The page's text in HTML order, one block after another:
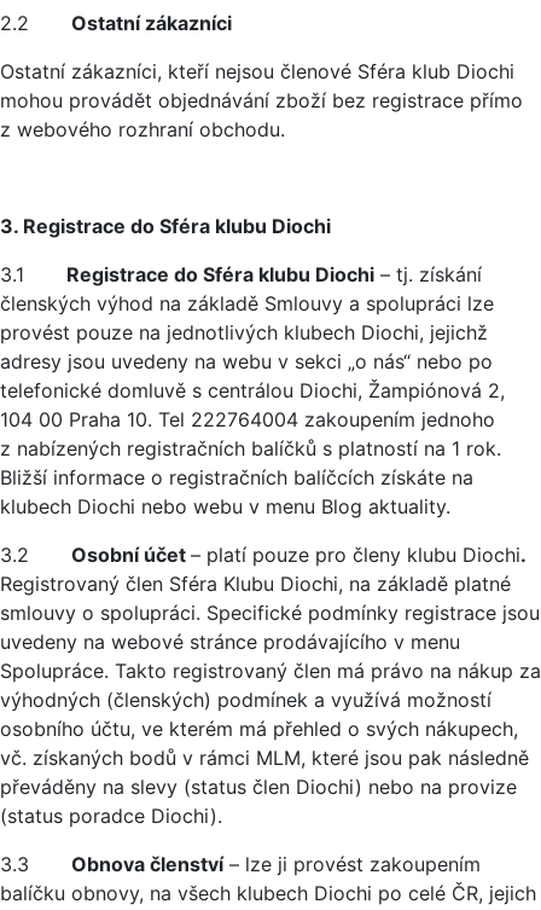
2.2 Ostatní zákazníci
Ostatní zákazníci, kteří nejsou členové Sféra klub Diochi
mohou provádět objednávání zboží bez registrace přímo
z webového rozhraní obchodu.
3. Registrace do Sféra klubu Diochi
3.1 Registrace do Sféra klubu Diochi – tj. získání
členských výhod na základě Smlouvy a spolupráci lze
provést pouze na jednotlivých klubech Diochi, jejichž
adresy jsou uvedeny na webu v sekci „o nás“ nebo po
telefonické domluvě s centrálou Diochi, Žampiónová 2,
104 00 Praha 10. Tel 222764004 zakoupením jednoho
z nabízených registračních balíčků s platností na 1 rok.
Bližší informace o registračních balíčcích získáte na
klubech Diochi nebo webu v menu Blog aktuality.
3.2 Osobní účet – platí pouze pro členy klubu Diochi.
Registrovaný člen Sféra Klubu Diochi, na základě platné
smlouvy o spolupráci. Specifické podmínky registrace jsou
uvedeny na webové stránce prodávajícího v menu
Spolupráce. Takto registrovaný člen má právo na nákup za
výhodných (členských) podmínek a využívá možností
osobního účtu, ve kterém má přehled o svých nákupech,
vč. získaných bodů v rámci MLM, které jsou pak následně
převáděny na slevy (status člen Diochi) nebo na provize
(status poradce Diochi).
3.3 Obnova členství– lze ji provést zakoupením
balíčku obnovy, na všech klubech Diochi po celé ČR, jejich